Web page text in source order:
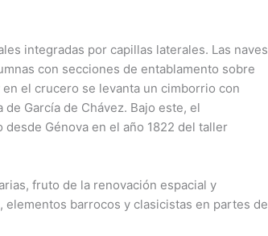
integradas por capillas laterales. Las naves
con secciones de entablamento sobre
el crucero se levanta un cimborrio con
García de Chávez. Bajo este, el
Génova en el año 1822 del taller
fruto de la renovación espacial y
barrocos y clasicistas en partes de